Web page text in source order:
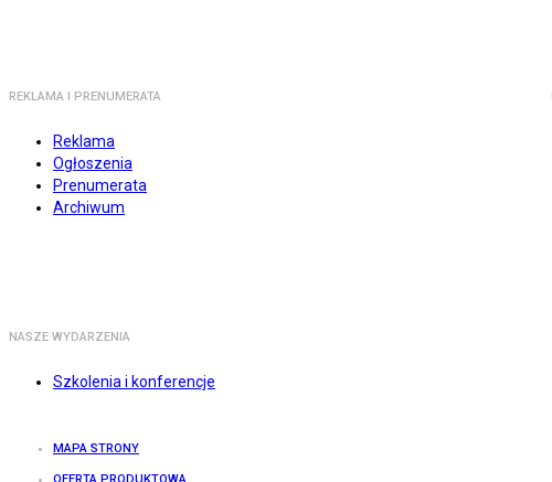
REKLAMA I PRENUMERATA
Reklama
Ogłoszenia
Prenumerata
Archiwum
NASZE WYDARZENIA
Szkolenia i konferencje
MAPA STRONY